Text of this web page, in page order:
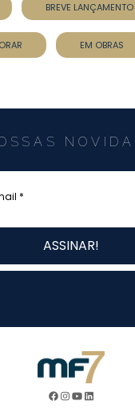
BREVE LANÇAMENTO
EM OBRAS